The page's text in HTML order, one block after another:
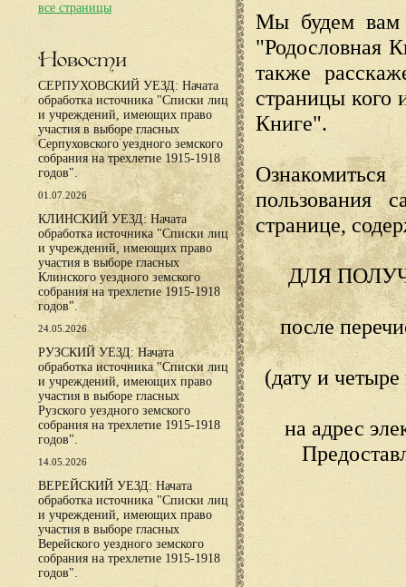
все страницы
Новости
СЕРПУХОВСКИЙ УЕЗД: Начата
обработка источника "Списки лиц
и учреждений, имеющих право
участия в выборе гласных
Серпуховского уездного земского
собрания на трехлетие 1915-1918
годов".
01.07.2026
КЛИНСКИЙ УЕЗД: Начата
обработка источника "Списки лиц
и учреждений, имеющих право
участия в выборе гласных
Клинского уездного земского
собрания на трехлетие 1915-1918
годов".
24.05.2026
РУЗСКИЙ УЕЗД: Начата
обработка источника "Списки лиц
и учреждений, имеющих право
участия в выборе гласных
Рузского уездного земского
собрания на трехлетие 1915-1918
годов".
14.05.2026
ВЕРЕЙСКИЙ УЕЗД: Начата
обработка источника "Списки лиц
и учреждений, имеющих право
участия в выборе гласных
Верейского уездного земского
собрания на трехлетие 1915-1918
годов".
Мы будем вам
"Родословная
также
страницы кого
Книге".
пользования
странице,
ДЛЯ
после
(дату и
на адрес